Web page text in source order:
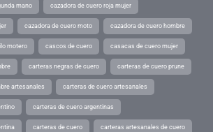
mano cazadora de cuero roja mujer
cazadora de cuero moto cazadora de cuero hombre
motero cascos de cuero casacas de cuero mujer
carteras negras de cuero carteras de cuero prune
artesanales carteras de cuero artesanales
carteras de cuero argentinas
carteras de cuero carteras artesanales de cuero